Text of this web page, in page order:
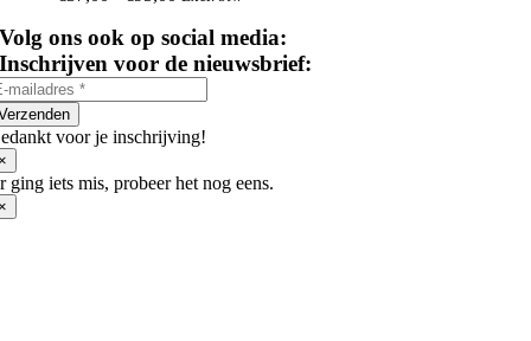
Deze
optie
kan
gekozen
de
tot
€95,00
Volg ons ook op social media:
Inschrijven voor de nieuwsbrief:
voor je inschrijving!
ging iets mis, probeer het nog eens.